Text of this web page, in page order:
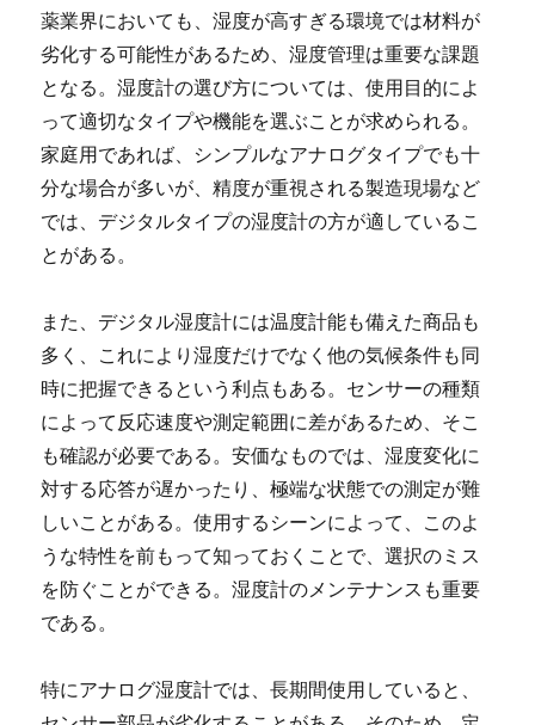
薬業界においても、湿度が高すぎる環境では材料が
劣化する可能性があるため、湿度管理は重要な課題
となる。湿度計の選び方については、使用目的によ
って適切なタイプや機能を選ぶことが求められる。
家庭用であれば、シンプルなアナログタイプでも十
分な場合が多いが、精度が重視される製造現場など
では、デジタルタイプの湿度計の方が適しているこ
とがある。
また、デジタル湿度計には温度計能も備えた商品も
多く、これにより湿度だけでなく他の気候条件も同
時に把握できるという利点もある。センサーの種類
によって反応速度や測定範囲に差があるため、そこ
も確認が必要である。安価なものでは、湿度変化に
対する応答が遅かったり、極端な状態での測定が難
しいことがある。使用するシーンによって、このよ
うな特性を前もって知っておくことで、選択のミス
を防ぐことができる。湿度計のメンテナンスも重要
である。
特にアナログ湿度計では、長期間使用していると、